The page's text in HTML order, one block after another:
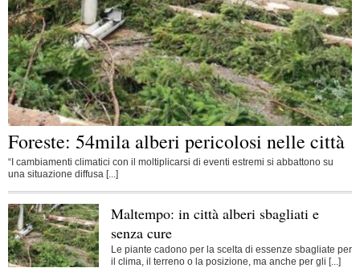
Foreste: 54mila alberi pericolosi nelle città
“I cambiamenti climatici con il moltiplicarsi di eventi estremi si abbattono su
una situazione diffusa [...]
Maltempo: in città alberi sbagliati e
senza cure
Le piante cadono per la scelta di essenze sbagliate per
il clima, il terreno o la posizione, ma anche per gli [...]